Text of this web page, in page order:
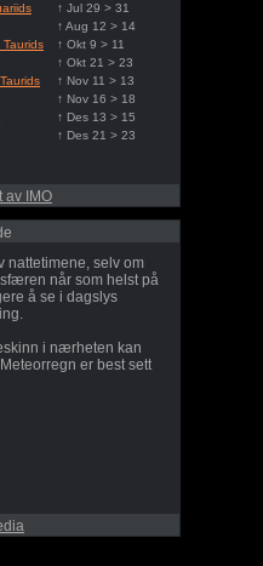
↑ Jul 29 > 31
↑ Aug 12 > 14
↑ Okt 9 > 11
↑ Okt 21 > 23
↑ Nov 11 > 13
↑ Nov 16 > 18
↑ Des 13 > 15
↑ Des 21 > 23
av IMO
nattetimene, selv om
når som helst på
å se i dagslys
i nærheten kan
er best sett